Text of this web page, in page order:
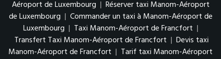
Aéroport de Luxembourg | Réserver taxi Manom-Aéroport
de Luxembourg | Commander un taxi à Manom-Aéroport de
Luxembourg | Taxi Manom-Aéroport de Francfort |
Transfert Taxi Manom-Aéroport de Francfort | Devis taxi
Manom-Aéroport de Francfort | Tarif taxi Manom-Aéroport